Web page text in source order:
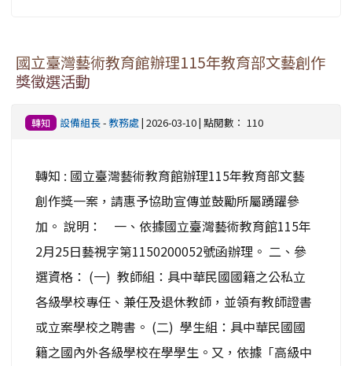
國立臺灣藝術教育館辦理115年教育部文藝創作
獎徵選活動
轉知 設備組長-教務處 | 2026-03-10 | 點閱數： 110
轉知 : 國立臺灣藝術教育館辦理115年教育部文藝
創作獎一案，請惠予協助宣傳並鼓勵所屬踴躍參
加。 說明： 一、依據國立臺灣藝術教育館115年
2月25日藝視字第1150200052號函辦理。 二、參
選資格： (一) 教師組：具中華民國國籍之公私立
各級學校專任、兼任及退休教師，並領有教師證書
或立案學校之聘書。 (二) 學生組：具中華民國國
籍之國內外各級學校在學學生。又，依據「高級中